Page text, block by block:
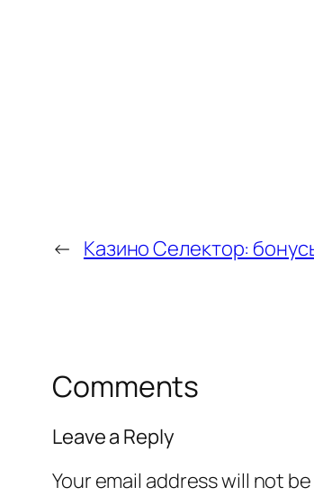
← Казино Селектор:
Comments
Leave a Reply
Your email address will not